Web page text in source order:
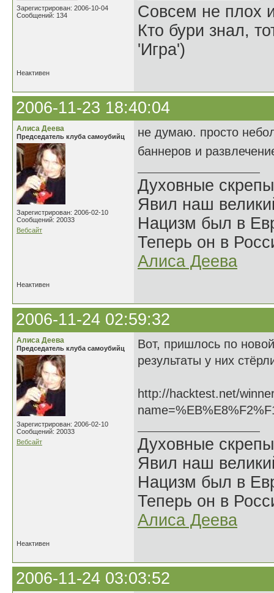
Зарегистрирован: 2006-10-04
Сообщений: 134
Совсем не плох
Кто бури знал,
'Игра')
Неактивен
2006-11-23 18:40:04
Алиса Деева
Председатель клуба самоубийц
Зарегистрирован: 2006-02-10
Сообщений: 20033
Вебсайт
не думаю. просто
баннеров и
Духовные
Явил наш
Нацизм был в
Теперь он в
Алиса Деева
Неактивен
2006-11-24 02:59:32
Алиса Деева
Председатель клуба самоубийц
Зарегистрирован: 2006-02-10
Сообщений: 20033
Вебсайт
Вот, пришлось по
результаты у них
http://hacktest.net/
Духовные
Явил наш
Нацизм был в
Теперь он в
Алиса Деева
Неактивен
2006-11-24 03:03:52